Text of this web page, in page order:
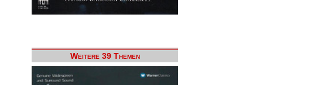
Weitere 39 Themen